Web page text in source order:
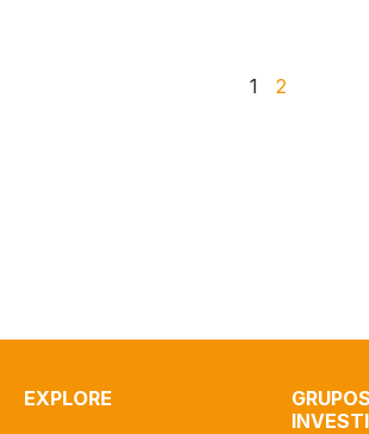
1 2
EXPLORE